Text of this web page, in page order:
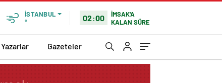
İSTANBUL
°
02:00
İMSAK'A
KALAN SÜRE
Yazarlar Gazeteler